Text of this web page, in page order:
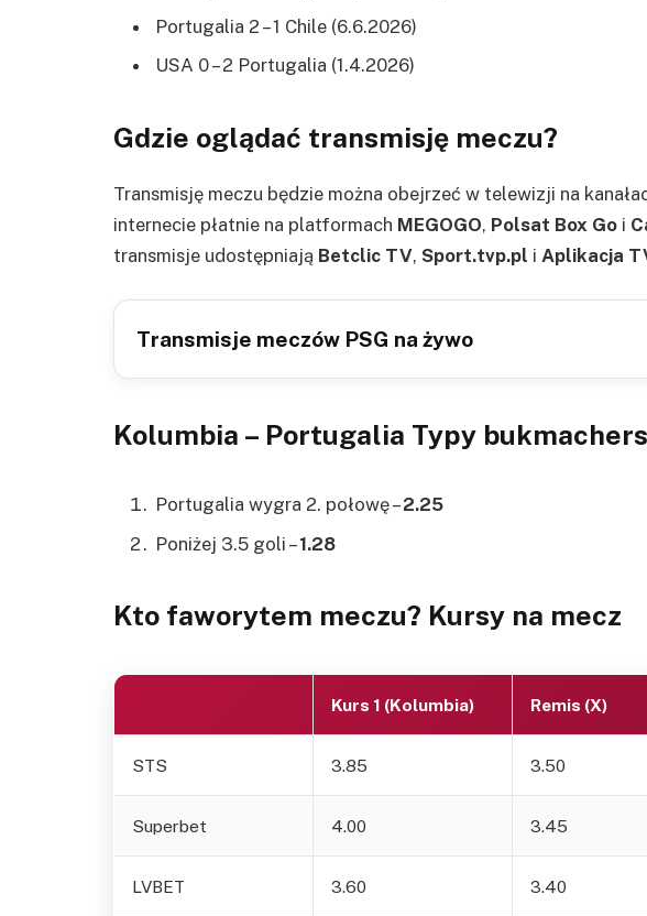
Portugalia 2 – 1 Chile (6.6.2026)
USA 0 – 2 Portugalia (1.4.2026)
Gdzie oglądać transmisję meczu?
Transmisję meczu będzie można obejrzeć w telewizji na
internecie płatnie na platformach MEGOGO, Polsat Box Go i
transmisje udostępniają Betclic TV, Sport.tvp.pl i Aplikacja
Transmisje meczów PSG na żywo
Kolumbia – Portugalia Typy
Portugalia wygra 2. połowę –2.25
Poniżej 3.5 goli –1.28
Kto faworytem meczu? Kursy na mecz
Kurs 1 (Kolumbia) Remis (X)
STS 3.85 3.50
Superbet 4.00 3.45
LVBET 3.60 3.40